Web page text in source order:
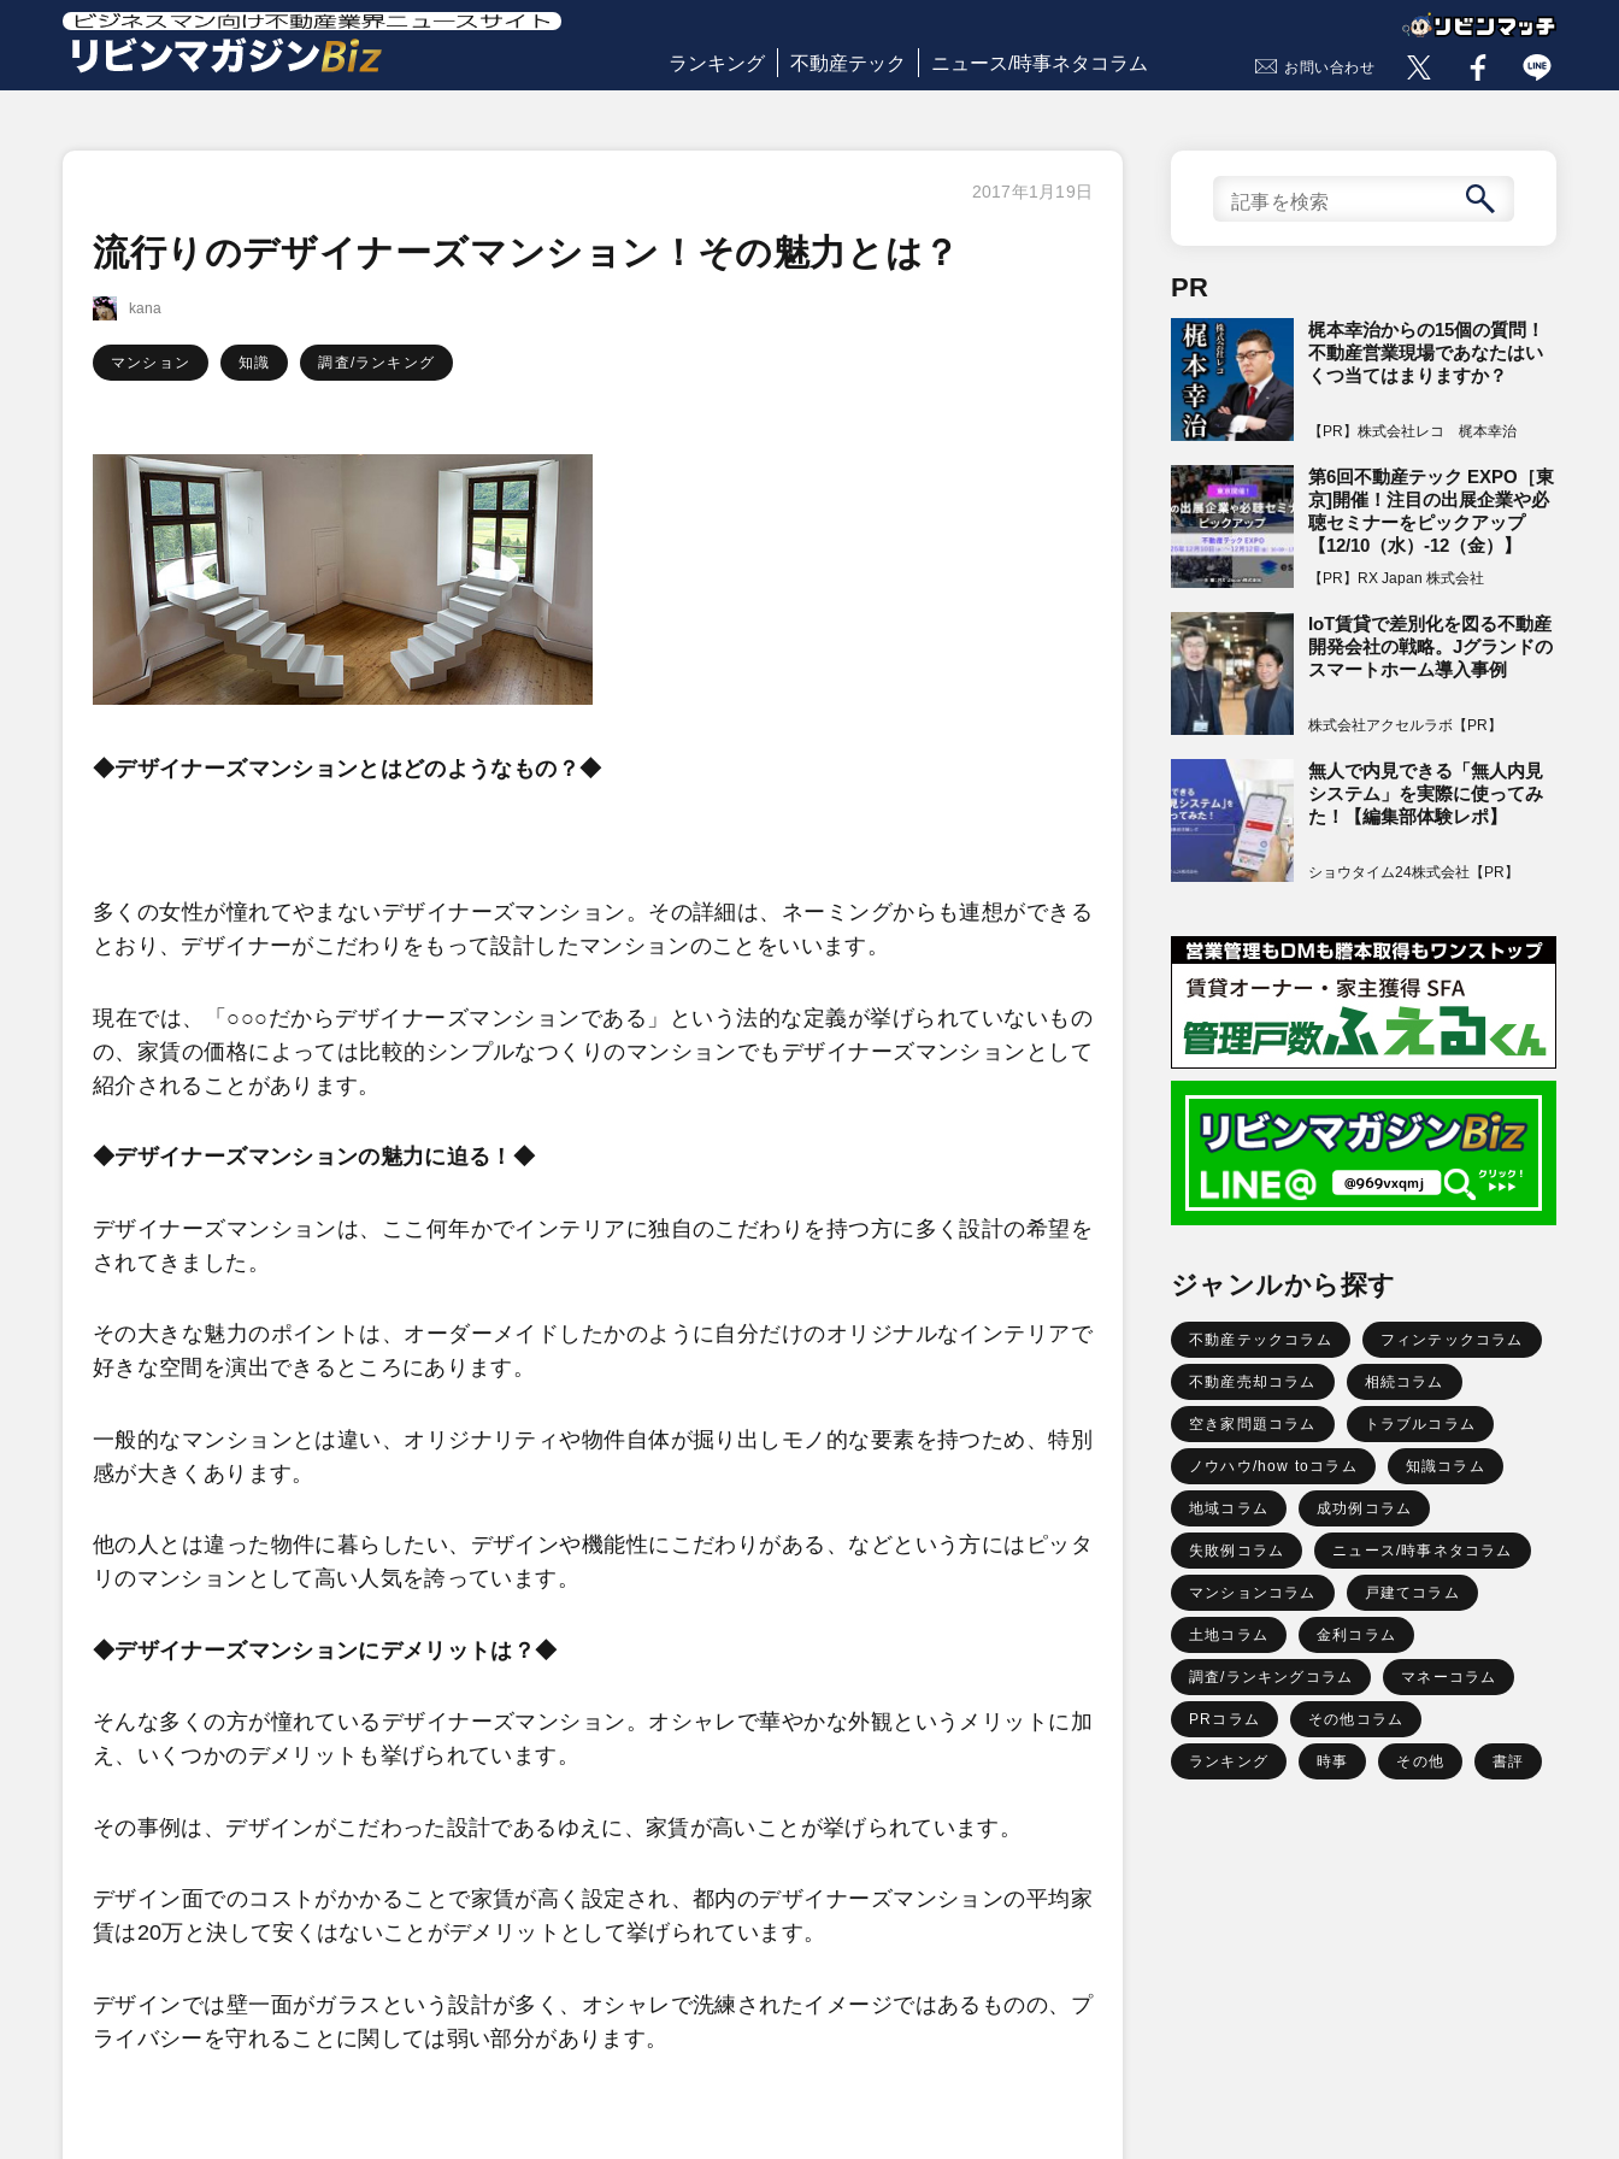
ランキング 不動産テック ニュース/時事ネタコラム お問い合わせ
2017年1月19日
流行りのデザイナーズマンション！その魅力とは？
kana
マンション 知識 調査/ランキング
◆デザイナーズマンションとはどのようなもの？◆
多くの女性が憧れてやまないデザイナーズマンション。その詳細は、ネーミングからも連想ができる
とおり、デザイナーがこだわりをもって設計したマンションのことをいいます。
現在では、「○○○だからデザイナーズマンションである」という法的な定義が挙げられていないもの
の、家賃の価格によっては比較的シンプルなつくりのマンションでもデザイナーズマンションとして
紹介されることがあります。
◆デザイナーズマンションの魅力に迫る！◆
デザイナーズマンションは、ここ何年かでインテリアに独自のこだわりを持つ方に多く設計の希望を
されてきました。
その大きな魅力のポイントは、オーダーメイドしたかのように自分だけのオリジナルなインテリアで
好きな空間を演出できるところにあります。
一般的なマンションとは違い、オリジナリティや物件自体が掘り出しモノ的な要素を持つため、特別
感が大きくあります。
他の人とは違った物件に暮らしたい、デザインや機能性にこだわりがある、などという方にはピッタ
リのマンションとして高い人気を誇っています。
◆デザイナーズマンションにデメリットは？◆
そんな多くの方が憧れているデザイナーズマンション。オシャレで華やかな外観というメリットに加
え、いくつかのデメリットも挙げられています。
その事例は、デザインがこだわった設計であるゆえに、家賃が高いことが挙げられています。
デザイン面でのコストがかかることで家賃が高く設定され、都内のデザイナーズマンションの平均家
賃は20万と決して安くはないことがデメリットとして挙げられています。
デザインでは壁一面がガラスという設計が多く、オシャレで洗練されたイメージではあるものの、プ
ライバシーを守れることに関しては弱い部分があります。
PR
梶本幸治からの15個の質問！
不動産営業現場であなたはい
くつ当てはまりますか？
【PR】株式会社レコ 梶本幸治
第6回不動産テック EXPO［東
京]開催！注目の出展企業や必
聴セミナーをピックアップ
【12/10（水）-12（金）】
【PR】RX Japan 株式会社
IoT賃貸で差別化を図る不動産
開発会社の戦略。Jグランドの
スマートホーム導入事例
株式会社アクセルラボ【PR】
無人で内見できる「無人内見
システム」を実際に使ってみ
た！【編集部体験レポ】
ショウタイム24株式会社【PR】
ジャンルから探す
不動産テックコラム フィンテックコラム
不動産売却コラム 相続コラム
空き家問題コラム トラブルコラム
ノウハウ/how toコラム 知識コラム
地域コラム 成功例コラム
失敗例コラム ニュース/時事ネタコラム
マンションコラム 戸建てコラム
土地コラム 金利コラム
調査/ランキングコラム マネーコラム
PRコラム その他コラム
ランキング 時事 その他 書評